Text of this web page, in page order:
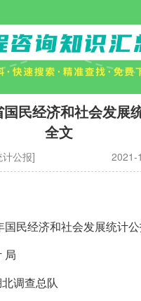
国民经济和社会发展
全文
公报] 2021-
民经济和社会发展统计
调查总队